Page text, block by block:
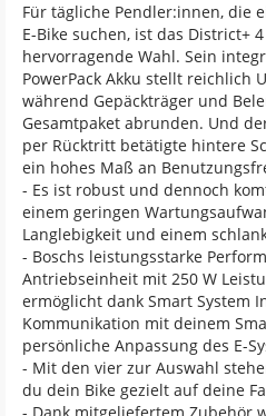
Für tägliche Pendler:innen, die
E-Bike suchen, ist das District+
hervorragende Wahl. Sein
PowerPack Akku stellt reichlich
während Gepäckträger und
Gesamtpaket abrunden. Und
per Rücktritt betätigte hintere
ein hohes Maß an
- Es ist robust und dennoch
einem geringen
Langlebigkeit und einem
- Boschs leistungsstarke
Antriebseinheit mit 250 W
ermöglicht dank Smart System
Kommunikation mit deinem
persönliche Anpassung des E-
- Mit den vier zur Auswahl
du dein Bike gezielt auf deine